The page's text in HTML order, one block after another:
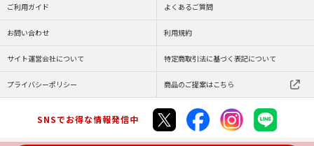
ご利用ガイド よくあるご質問
お問い合わせ 利用規約
サイト運営会社について 特定商取引法に基づく表記について
プライバシーポリシー 商品のご提案はこちら
SNSでお得な情報発信中